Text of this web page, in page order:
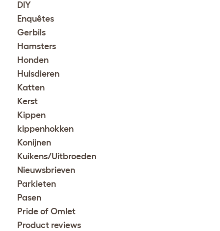
DIY
Enquêtes
Gerbils
Hamsters
Honden
Huisdieren
Katten
Kerst
Kippen
kippenhokken
Konijnen
Kuikens/Uitbroeden
Nieuwsbrieven
Parkieten
Pasen
Pride of Omlet
Product reviews